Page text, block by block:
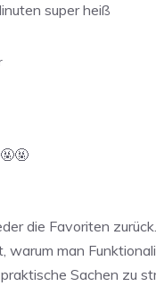
super heiß
die Favoriten
warum man
Sachen zu